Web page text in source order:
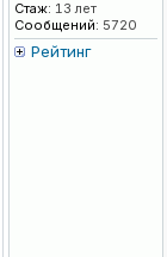
Стаж: 13 лет
Сообщений: 5720
Рейтинг